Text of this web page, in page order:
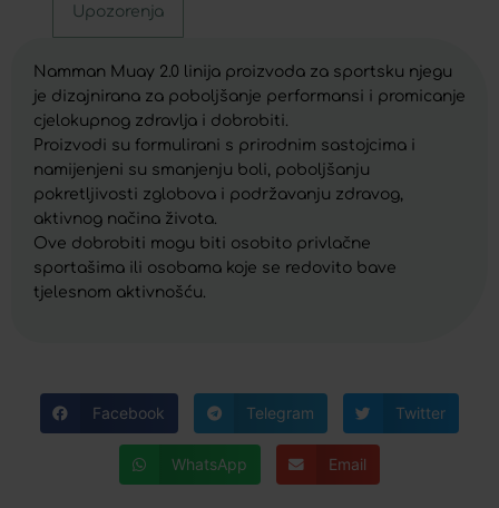
Upozorenja
Namman Muay 2.0 linija proizvoda za sportsku njegu
je dizajnirana za poboljšanje performansi i promicanje
cjelokupnog zdravlja i dobrobiti.
Proizvodi su formulirani s prirodnim sastojcima i
namijenjeni su smanjenju boli, poboljšanju
pokretljivosti zglobova i podržavanju zdravog,
aktivnog načina života.
Ove dobrobiti mogu biti osobito privlačne
sportašima ili osobama koje se redovito bave
tjelesnom aktivnošću.
Facebook Telegram Twitter
WhatsApp Email